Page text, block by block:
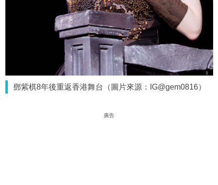
鄧紫棋8年後重返香港舞台（圖片來源：IG@gem0816）
廣告